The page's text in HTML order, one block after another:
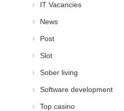
IT Vacancies
News
Post
Slot
Sober living
Software development
Top casino